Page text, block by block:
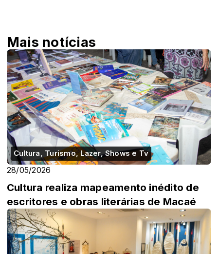
Mais notícias
Cultura, Turismo, Lazer, Shows e Tv
28/05/2026
Cultura realiza mapeamento inédito de
escritores e obras literárias de Macaé